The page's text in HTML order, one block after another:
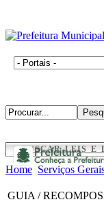
BUSCAR LEIS E
Home Serviços
GUIA /